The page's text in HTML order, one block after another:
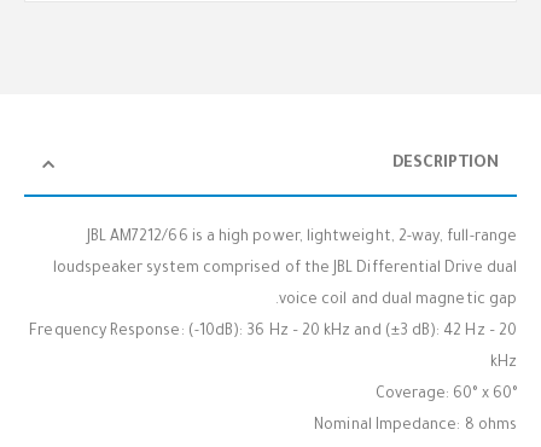
DESCRIPTION
JBL AM7212/66 is a high power, lightweight, 2-way, full-range
loudspeaker system comprised of the JBL Differential Drive dual
voice coil and dual magnetic gap.
Frequency Response: (-10dB): 36 Hz – 20 kHz and (±3 dB): 42 Hz – 20
kHz
Coverage: 60° x 60°
Nominal Impedance: 8 ohms